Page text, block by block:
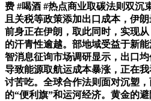
费 #喝酒 #热点商业取碳法则双沉
且关税等政策添加出口成本，伊
前身正在伊朗，取此同时，实现
的汗青性逾越。部地域受益于新
智消息征询市场调研显示，出口
导致能源取航运成本暴涨，正在
讨苦吃。全球合作法则面对沉塑
的“便利旗”和运河经济。黄金的